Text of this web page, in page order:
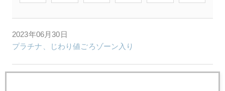
2023年06月30日
プラチナ、じわり値ごろゾーン入り